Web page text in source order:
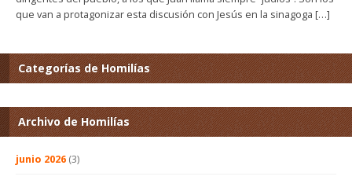
que van a protagonizar esta discusión con Jesús en la sinagoga […]
Categorías de Homilías
Archivo de Homilías
junio 2026 (3)